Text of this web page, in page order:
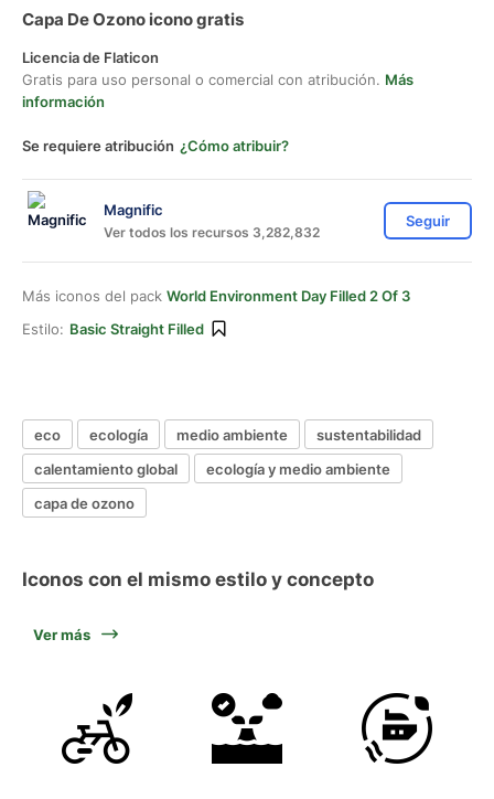
Capa De Ozono icono gratis
Licencia de Flaticon
Gratis para uso personal o comercial con atribución. Más
información
Se requiere atribución ¿Cómo atribuir?
Magnific
Ver todos los recursos 3,282,832
Seguir
Más iconos del pack World Environment Day Filled 2 Of 3
Estilo: Basic Straight Filled
eco ecología medio ambiente
sustentabilidad
calentamiento global
ecología y medio ambiente
capa de ozono
Iconos con el mismo estilo y concepto
Ver más